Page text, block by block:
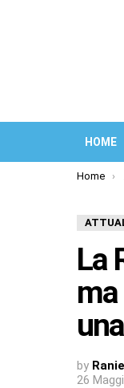
HOME
You are
Home
La
by
26